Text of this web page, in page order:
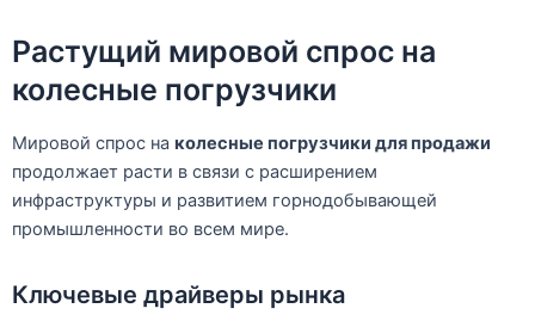
Растущий мировой спрос на
колесные погрузчики
Мировой спрос на колесные погрузчики для продажи
продолжает расти в связи с расширением
инфраструктуры и развитием горнодобывающей
промышленности во всем мире.
Ключевые драйверы рынка